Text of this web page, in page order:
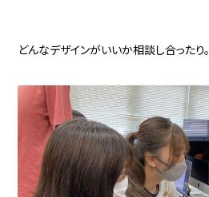
どんなデザインがいいか相談し合ったり。